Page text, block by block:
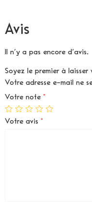
Avis
Il n’y a pas encore d’avis.
Soyez le premier à
Votre adresse e-mail ne
Votre note *
Votre avis *